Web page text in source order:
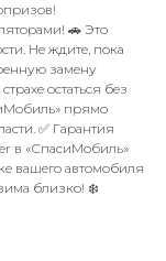
🚗 Это
Не ждите, пока
замену
остаться без
прямо
✅ Гарантия
в «СпасиМобиль»
вашего автомобиля
близко! ❄️